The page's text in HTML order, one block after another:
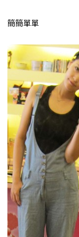
簡簡單單